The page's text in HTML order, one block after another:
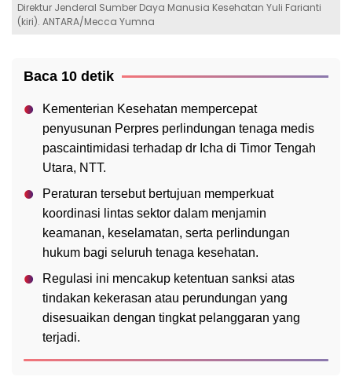
Direktur Jenderal Sumber Daya Manusia Kesehatan Yuli Farianti
(kiri). ANTARA/Mecca Yumna
Baca 10 detik
Kementerian Kesehatan mempercepat
penyusunan Perpres perlindungan tenaga medis
pascaintimidasi terhadap dr Icha di Timor Tengah
Utara, NTT.
Peraturan tersebut bertujuan memperkuat
koordinasi lintas sektor dalam menjamin
keamanan, keselamatan, serta perlindungan
hukum bagi seluruh tenaga kesehatan.
Regulasi ini mencakup ketentuan sanksi atas
tindakan kekerasan atau perundungan yang
disesuaikan dengan tingkat pelanggaran yang
terjadi.